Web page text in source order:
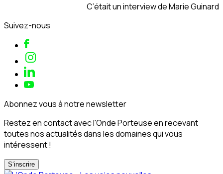
C’était un interview de Marie Guinard
Suivez-nous
Abonnez vous à notre newsletter
Restez en contact avec l'Onde Porteuse en recevant
toutes nos actualités dans les domaines qui vous
intéressent !
S‘inscrire